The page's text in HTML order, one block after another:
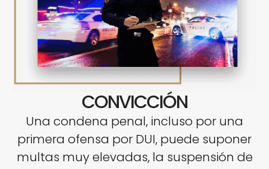
CONVICCIÓN
Una condena penal, incluso por una
primera ofensa por DUI, puede suponer
multas muy elevadas, la suspensión de